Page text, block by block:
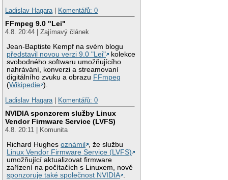
Ladislav Hagara
Komentářů: 0
FFmpeg 9.0 "Lei"
4.8. 20:44 | Zajímavý článek
Jean-Baptiste Kempf na svém blogu
představil novou verzi 9.0 "Lei"
kolekce
svobodného softwaru umožňujícího
nahrávání, konverzi a streamovaní
digitálního zvuku a obrazu FFmpeg
(Wikipedie ).
Ladislav Hagara
Komentářů: 0
NVIDIA sponzorem služby Linux
Vendor Firmware Service (LVFS)
4.8. 20:11 | Komunita
Richard Hughesoznámil
, že službu
Linux Vendor Firmware Service (LVFS)
umožňující aktualizovat firmware
zařízení na počítačích s Linuxem, nově
sponzoruje také společnost NVIDIA .